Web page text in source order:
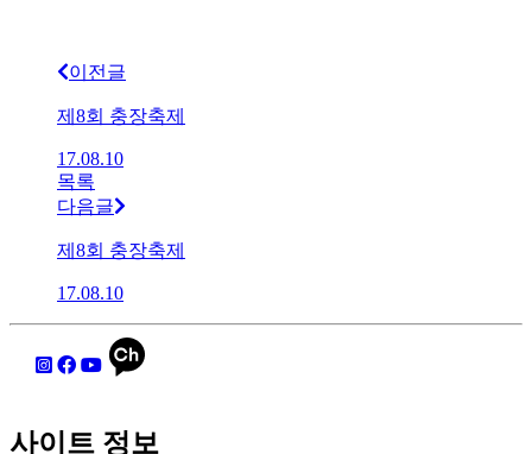
이전글
제8회 충장축제
17.08.10
목록
다음글
제8회 충장축제
17.08.10
사이트 정보